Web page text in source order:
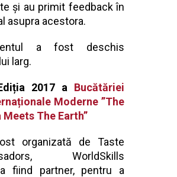
și au primit feedback în
asupra acestora.
a fost deschis
larg.
2017 a Bucătăriei
Moderne ”The
Meets The Earth”
organizată de Taste
WorldSkills
fiind partner, pentru a